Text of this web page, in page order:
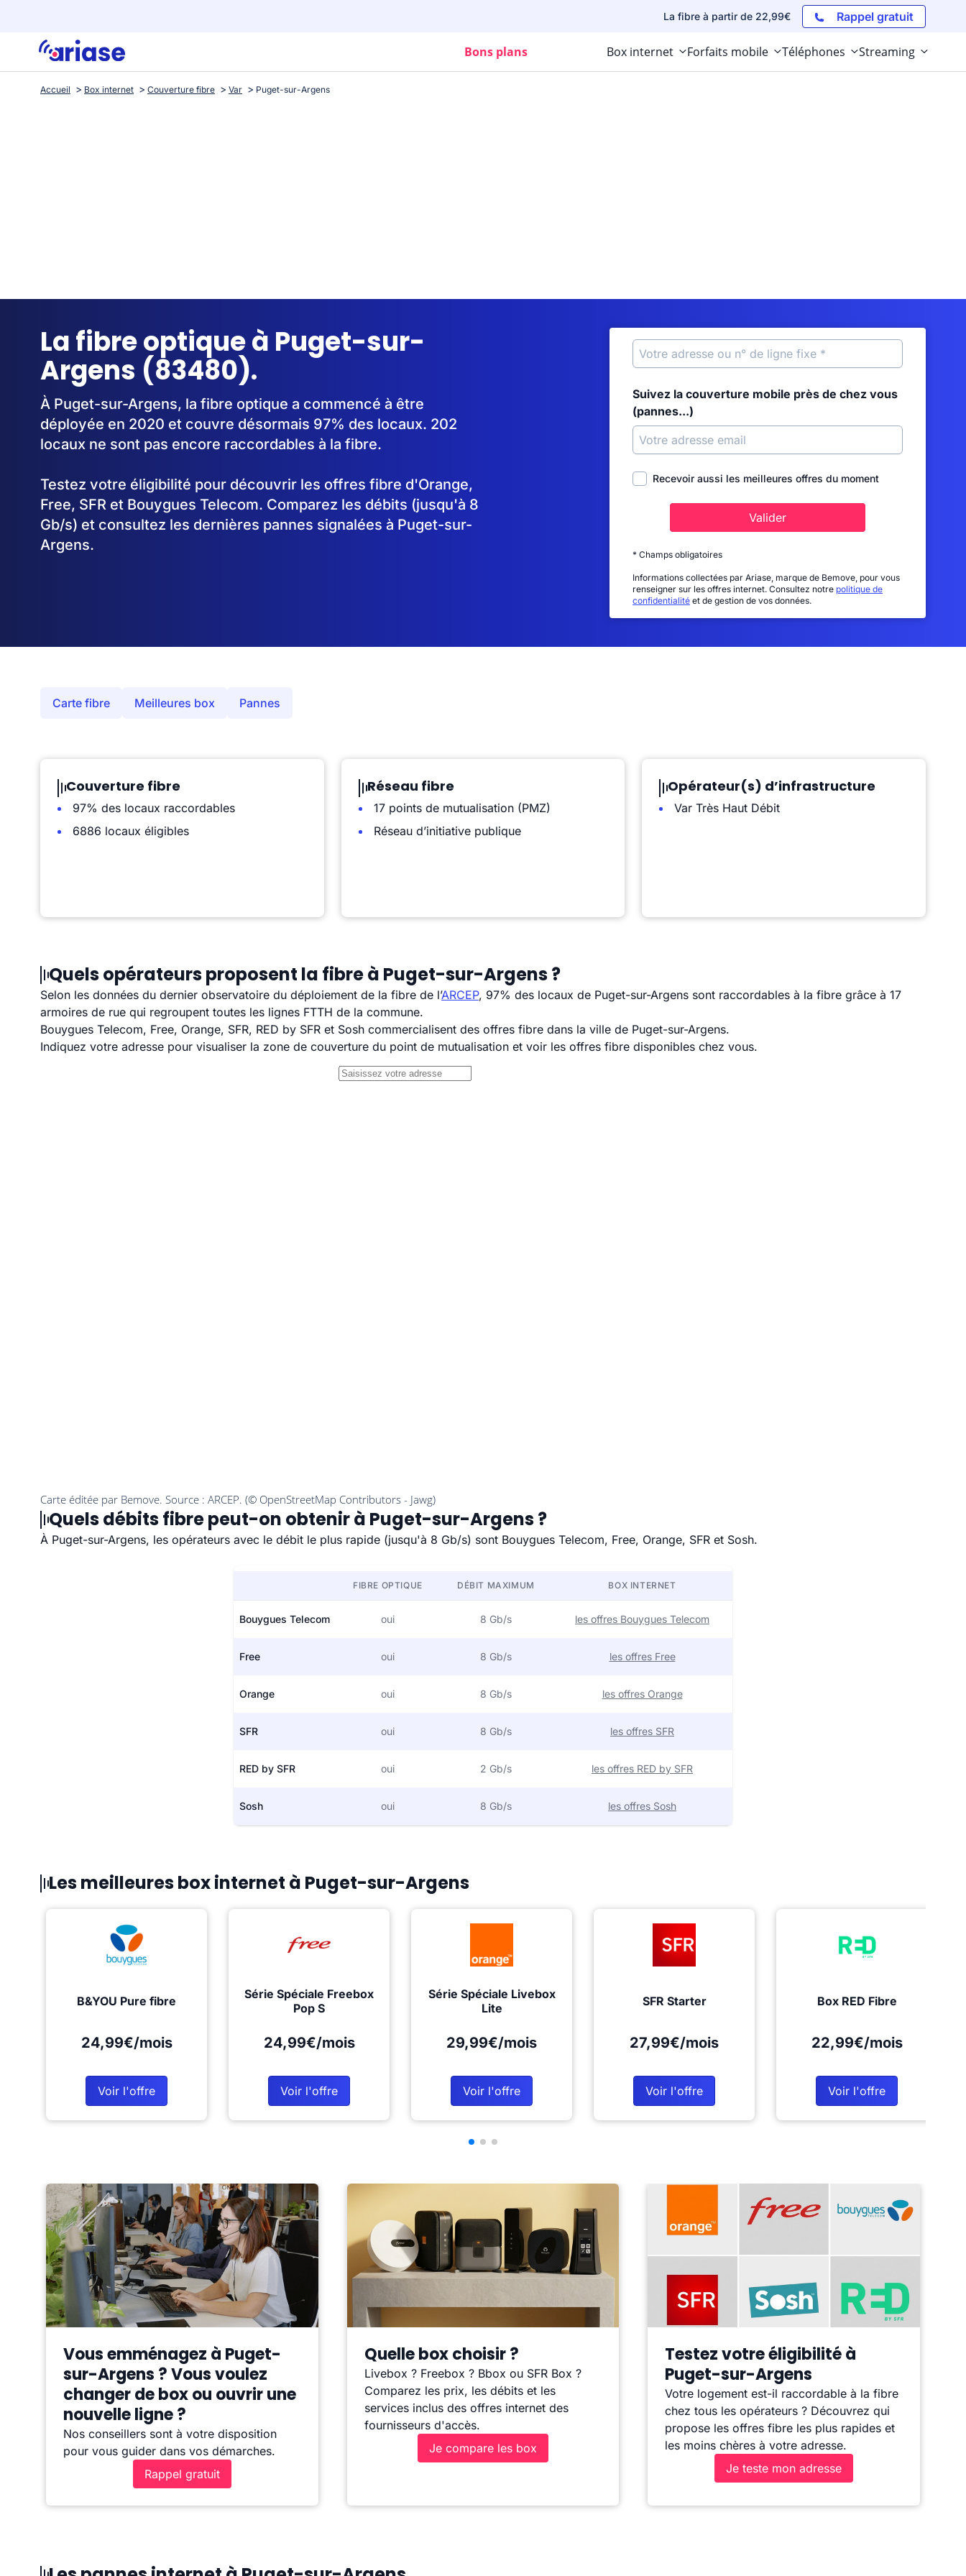
La fibre à partir de 22,99€ Rappel gratuit
Bons plans Box internet Forfaits mobile Téléphones Streaming
Accueil Box internet Couverture fibre Var Puget-sur-Argens
La fibre optique à Puget-sur-
Argens (83480).
À Puget-sur-Argens, la fibre optique a commencé à être
déployée en 2020 et couvre désormais 97% des locaux. 202
locaux ne sont pas encore raccordables à la fibre.
Testez votre éligibilité pour découvrir les offres fibre d'Orange,
Free, SFR et Bouygues Telecom. Comparez les débits (jusqu'à 8
Gb/s) et consultez les dernières pannes signalées à Puget-sur-
Argens.
Suivez la couverture mobile près de chez vous
(pannes...)
Recevoir aussi les meilleures offres du moment
Valider
* Champs obligatoires
Informations collectées par Ariase, marque de Bemove, pour vous
renseigner sur les offres internet. Consultez notre politique de
confidentialité et de gestion de vos données.
Carte fibre Meilleures box Pannes
Couverture fibre
97% des locaux raccordables
6886 locaux éligibles
Réseau fibre
17 points de mutualisation (PMZ)
Réseau d’initiative publique
Opérateur(s) d’infrastructure
Var Très Haut Débit
Quels opérateurs proposent la fibre à Puget-sur-Argens ?
Selon les données du dernier observatoire du déploiement de la fibre de l’ARCEP, 97% des locaux de Puget-sur-Argens sont raccordables à la fibre grâce à 17
armoires de rue qui regroupent toutes les lignes FTTH de la commune.
Bouygues Telecom, Free, Orange, SFR, RED by SFR et Sosh commercialisent des offres fibre dans la ville de Puget-sur-Argens.
Indiquez votre adresse pour visualiser la zone de couverture du point de mutualisation et voir les offres fibre disponibles chez vous.
Quels débits fibre peut-on obtenir à Puget-sur-Argens ?
À Puget-sur-Argens, les opérateurs avec le débit le plus rapide (jusqu'à 8 Gb/s) sont Bouygues Telecom, Free, Orange, SFR et Sosh.
FIBRE OPTIQUE DÉBIT MAXIMUM BOX INTERNET
Bouygues Telecom oui 8 Gb/s les offres Bouygues Telecom
Free oui 8 Gb/s les offres Free
Orange oui 8 Gb/s les offres Orange
SFR oui 8 Gb/s les offres SFR
RED by SFR oui 2 Gb/s les offres RED by SFR
Sosh oui 8 Gb/s les offres Sosh
Les meilleures box internet à Puget-sur-Argens
B&YOU Pure fibre
24,99€/mois
Voir l'offre
Série Spéciale Freebox
Pop S
24,99€/mois
Voir l'offre
Série Spéciale Livebox
Lite
29,99€/mois
Voir l'offre
SFR Starter
27,99€/mois
Voir l'offre
Box RED Fibre
22,99€/mois
Voir l'offre
Vous emménagez à Puget-
sur-Argens ? Vous voulez
changer de box ou ouvrir une
nouvelle ligne ?
Nos conseillers sont à votre disposition
pour vous guider dans vos démarches.
Rappel gratuit
Quelle box choisir ?
Livebox ? Freebox ? Bbox ou SFR Box ?
Comparez les prix, les débits et les
services inclus des offres internet des
fournisseurs d'accès.
Je compare les box
Testez votre éligibilité à
Puget-sur-Argens
Votre logement est-il raccordable à la fibre
chez tous les opérateurs ? Découvrez qui
propose les offres fibre les plus rapides et
les moins chères à votre adresse.
Je teste mon adresse